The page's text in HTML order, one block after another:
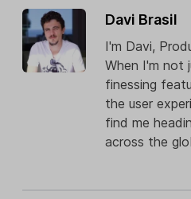
Davi Brasil
I'm Davi,
When I'm not
finessing
the user
find me
across the